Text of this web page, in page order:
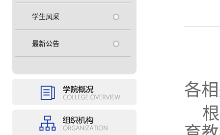
学生风采
最新公告
各